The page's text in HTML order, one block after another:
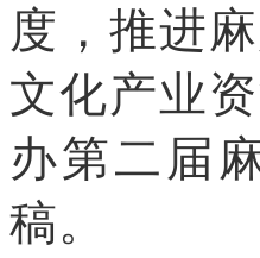
度，推进
文化产业
办第二届
稿。